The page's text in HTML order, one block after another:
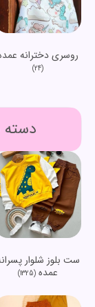
روسری دخترانه
(24)
دسته
ست بلوز شلوار
عمده (1325)